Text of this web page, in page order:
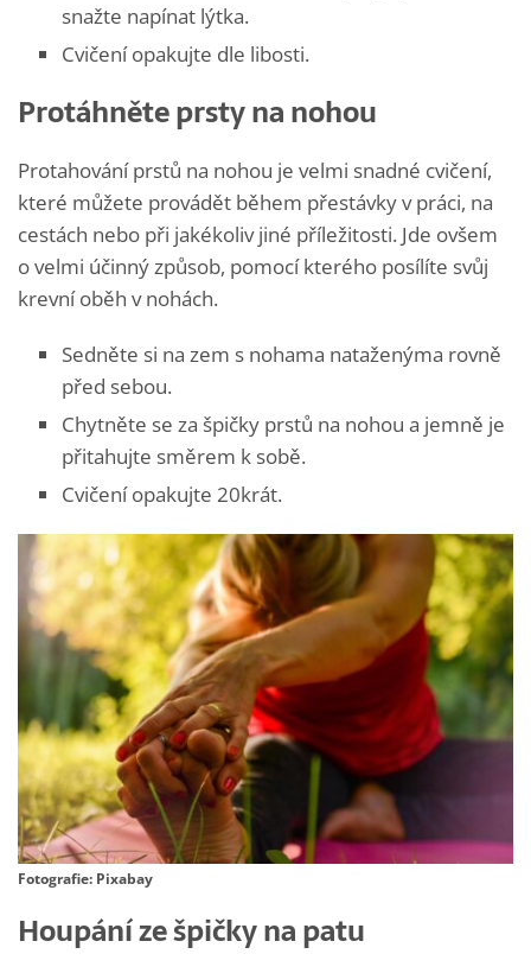
snažte napínat lýtka.
Cvičení opakujte dle libosti.
Protáhněte prsty na nohou
Protahování prstů na nohou je velmi snadné cvičení,
které můžete provádět během přestávky v práci, na
cestách nebo při jakékoliv jiné příležitosti. Jde ovšem
o velmi účinný způsob, pomocí kterého posílíte svůj
krevní oběh v nohách.
Sedněte si na zem s nohama nataženýma rovně
před sebou.
Chytněte se za špičky prstů na nohou a jemně je
přitahujte směrem k sobě.
Cvičení opakujte 20krát.
Fotografie: Pixabay
Houpání ze špičky na patu